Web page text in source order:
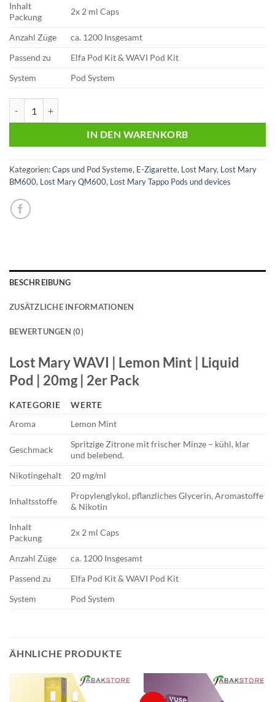
Inhalt
Packung
2x 2 ml Caps
Anzahl Züge
ca. 1200 Insgesamt
Passend zu
Elfa Pod Kit & WAVI Pod Kit
System
Pod System
IN DEN WARENKORB
Kategorien:Caps und Pod Systeme, E-Zigarette, Lost Mary, Lost Mary
BM600, Lost Mary QM600, Lost Mary Tappo Pods und devices
BESCHREIBUNG
ZUSÄTZLICHE INFORMATIONEN
BEWERTUNGEN (0)
Lost Mary WAVI | Lemon Mint | Liquid
Pod | 20mg | 2er Pack
KATEGORIE
WERTE
Aroma
Lemon Mint
Geschmack
Spritzige Zitrone mit frischer Minze – kühl, klar
und belebend.
Nikotingehalt
20 mg/ml
Inhaltsstoffe
Propylenglykol, pflanzliches Glycerin, Aromastoffe
& Nikotin
Inhalt
Packung
2x 2 ml Caps
Anzahl Züge
ca. 1200 Insgesamt
Passend zu
Elfa Pod Kit & WAVI Pod Kit
System
Pod System
ÄHNLICHE PRODUKTE